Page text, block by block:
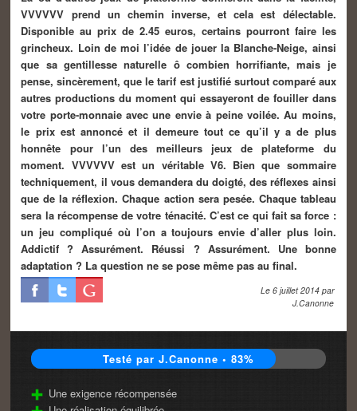
VVVVVV prend un chemin inverse, et cela est délectable.
Disponible au prix de 2.45 euros, certains pourront faire les
grincheux. Loin de moi l’idée de jouer la Blanche-Neige, ainsi
que sa gentillesse naturelle ô combien horrifiante, mais je
pense, sincèrement, que le tarif est justifié surtout comparé aux
autres productions du moment qui essayeront de fouiller dans
votre porte-monnaie avec une envie à peine voilée. Au moins,
le prix est annoncé et il demeure tout ce qu’il y a de plus
honnête pour l’un des meilleurs jeux de plateforme du
moment. VVVVVV est un véritable V6. Bien que sommaire
techniquement, il vous demandera du doigté, des réflexes ainsi
que de la réflexion. Chaque action sera pesée. Chaque tableau
sera la récompense de votre ténacité. C’est ce qui fait sa force :
un jeu compliqué où l’on a toujours envie d’aller plus loin.
Addictif ? Assurément. Réussi ? Assurément. Une bonne
adaptation ? La question ne se pose même pas au final.
Le 6 juillet 2014par
J.Canonne
Testé par J.Canonne • 83%
Une exigence récompensée